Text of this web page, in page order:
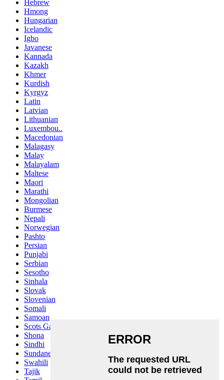
Hebrew
Hmong
Hungarian
Icelandic
Igbo
Javanese
Kannada
Kazakh
Khmer
Kurdish
Kyrgyz
Latin
Latvian
Lithuanian
Luxembou..
Macedonian
Malagasy
Malay
Malayalam
Maltese
Maori
Marathi
Mongolian
Burmese
Nepali
Norwegian
Pashto
Persian
Punjabi
Serbian
Sesotho
Sinhala
Slovak
Slovenian
Somali
Samoan
Scots Gaelic
Shona
Sindhi
Sundanese
Swahili
Tajik